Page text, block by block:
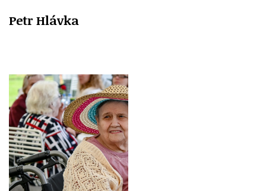
Petr Hlávka